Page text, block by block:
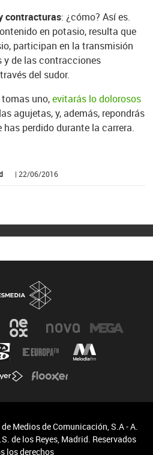
contracturas: ¿cómo? Así es.
en potasio, resulta que
participan en la transmisión
y de las contracciones
del sudor.
uno,evitarás lo dolorosos
agujetas, y, además, repondrás
perdido durante la carrera.
| 22/06/2016
Medios de Comunicación, S.A - A.
de los Reyes, Madrid. Reservados
los derechos